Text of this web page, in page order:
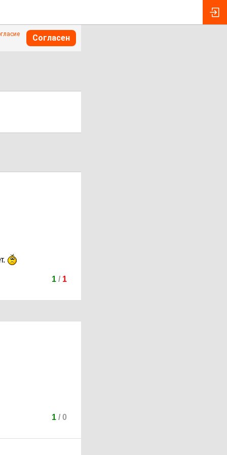
Согласен
1/ 1
1/ 0